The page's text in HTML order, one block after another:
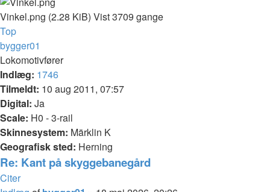
Vinkel.png (2.28 KiB) Vist 3709 gange
Top
bygger01
Lokomotivfører
Indlæg: 1746
Tilmeldt: 10 aug 2011, 07:57
Digital: Ja
Scale: H0 - 3-rail
Skinnesystem: Märklin K
Geografisk sted: Herning
Re: Kant på skyggebanegård
Citer